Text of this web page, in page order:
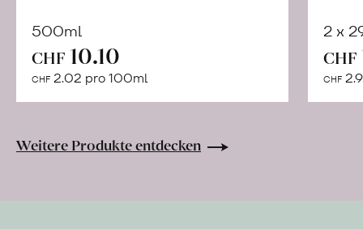
500ml
CHF 10.10
CHF 2.02 pro 100ml
Warenkorb
2 x
CHF
CHF
Weitere Produkte entdecken